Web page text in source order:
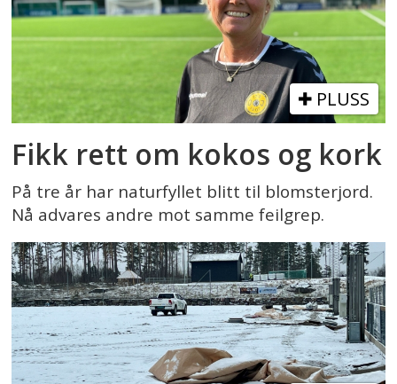
PLUSS
Fikk rett om kokos og kork
På tre år har naturfyllet blitt til blomsterjord.
Nå advares andre mot samme feilgrep.